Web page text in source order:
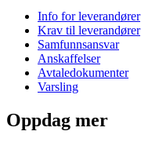
Info for leverandører
Krav til leverandører
Samfunnsansvar
Anskaffelser
Avtaledokumenter
Varsling
Oppdag mer